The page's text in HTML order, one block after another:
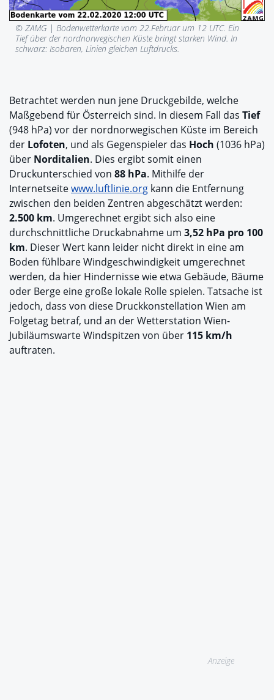
© ZAMG | Bodenwetterkarte vom 22.Februar um 12 UTC. Ein
Tief über der nordnorwegischen Küste bringt starken Wind. In
schwarz: Isobaren, Linien gleichen Luftdrucks.
Betrachtet werden nun jene Druckgebilde, welche
Maßgebend für Österreich sind. In diesem Fall das Tief
(948 hPa) vor der nordnorwegischen Küste im Bereich
der Lofoten, und als Gegenspieler das Hoch (1036 hPa)
über Norditalien. Dies ergibt somit einen
Druckunterschied von 88 hPa. Mithilfe der
Internetseitewww.luftlinie.org kann die Entfernung
zwischen den beiden Zentren abgeschätzt werden:
2.500 km. Umgerechnet ergibt sich also eine
durchschnittliche Druckabnahme um 3,52 hPa pro 100
km. Dieser Wert kann leider nicht direkt in eine am
Boden fühlbare Windgeschwindigkeit umgerechnet
werden, da hier Hindernisse wie etwa Gebäude, Bäume
oder Berge eine große lokale Rolle spielen. Tatsache ist
jedoch, dass von diese Druckkonstellation Wien am
Folgetag betraf, und an der Wetterstation Wien-
Jubiläumswarte Windspitzen von über 115 km/h
auftraten.
Anzeige